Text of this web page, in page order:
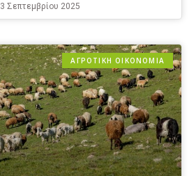
3 Σεπτεμβρίου 2025
ΑΓΡΟΤΙΚΗ ΟΙΚΟΝΟΜΙΑ